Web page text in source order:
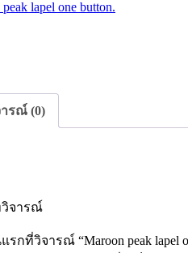
รณ์ (0)
วิจารณ์
กที่วิจารณ์ “Maroon peak lapel